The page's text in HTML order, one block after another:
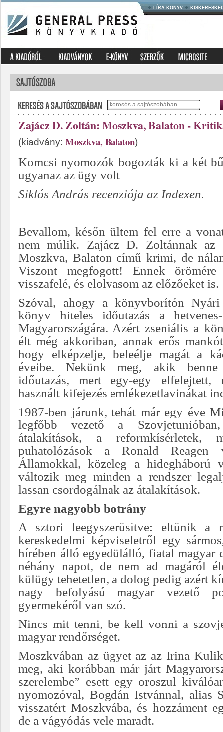
LÍRA KÖNYV
Zajácz D. Zoltán: Moszkva, Balaton -
(kiadvány: Moszkva, Balaton)
Komcsi nyomozók bogozták ki a két
ugyanaz az ügy volt
Siklós András recenziója az Indexen.
Bevallom, későn ültem fel erre a
nem múlik. Zajácz D. Zoltánnak az
Moszkva, Balaton című krimi, de
Viszont megfogott! Ennek
visszafelé, és elolvasom az előzőeket is.
Szóval, ahogy a könyvborítón
könyv hiteles időutazás a
Magyarországára. Azért zseniális a
élt még akkoriban, annak erős
hogy elképzelje, beleélje magát a
éveibe. Nekünk meg, akik
időutazás, mert egy-egy elfelejtett,
használt kifejezés emlékezetlavinákat
1987-ben járunk, tehát már egy éve
legfőbb vezető a
átalakítások, a reformkísérletek,
puhatolózások a Ronald Reagen
Államokkal, közeleg a hidegháború
változik meg minden a rendszer
lassan csordogálnak az átalakítások.
Egyre nagyobb botrány
A sztori leegyszerűsítve: eltűnik a
kereskedelmi képviseletről egy
hírében álló egyedülálló, fiatal magyar
néhány napot, de nem ad magáról
külügy tehetetlen, a dolog pedig azért
nagy befolyású magyar vezető
gyermekéről van szó.
Nincs mit tenni, be kell vonni a
magyar rendőrséget.
Moszkvában az ügyet az az Irina
meg, aki korábban már járt
szerelembe” esett egy oroszul
nyomozóval, Bogdán Istvánnal, alias
visszatért Moszkvába, és hozzáment
de a vágyódás vele maradt.